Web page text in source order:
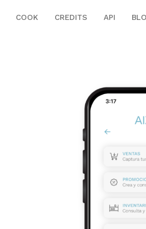
COOK CREDITS API